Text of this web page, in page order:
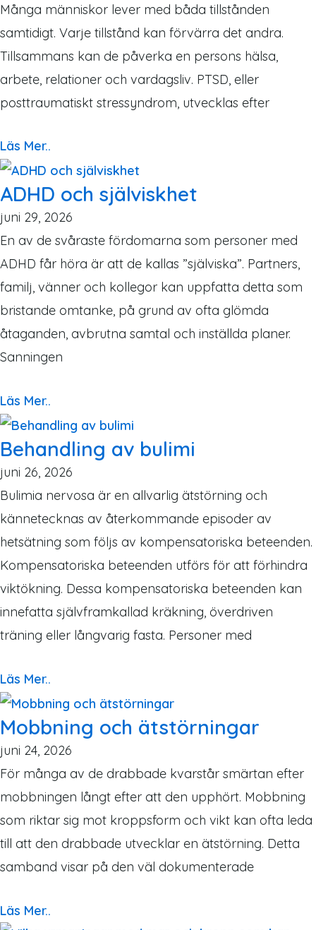
Många människor lever med båda tillstånden
samtidigt. Varje tillstånd kan förvärra det andra.
Tillsammans kan de påverka en persons hälsa,
arbete, relationer och vardagsliv. PTSD, eller
posttraumatiskt stressyndrom, utvecklas efter
Läs Mer..
ADHD och själviskhet
juni 29, 2026
En av de svåraste fördomarna som personer med
ADHD får höra är att de kallas ”själviska”. Partners,
familj, vänner och kollegor kan uppfatta detta som
bristande omtanke, på grund av ofta glömda
åtaganden, avbrutna samtal och inställda planer.
Sanningen
Läs Mer..
Behandling av bulimi
juni 26, 2026
Bulimia nervosa är en allvarlig ätstörning och
kännetecknas av återkommande episoder av
hetsätning som följs av kompensatoriska beteenden.
Kompensatoriska beteenden utförs för att förhindra
viktökning. Dessa kompensatoriska beteenden kan
innefatta självframkallad kräkning, överdriven
träning eller långvarig fasta. Personer med
Läs Mer..
Mobbning och ätstörningar
juni 24, 2026
För många av de drabbade kvarstår smärtan efter
mobbningen långt efter att den upphört. Mobbning
som riktar sig mot kroppsform och vikt kan ofta leda
till att den drabbade utvecklar en ätstörning. Detta
samband visar på den väl dokumenterade
Läs Mer..